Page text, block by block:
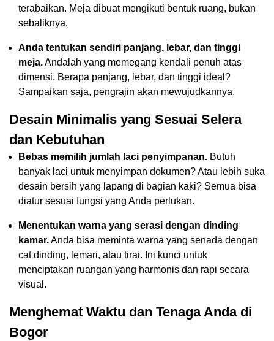
terabaikan. Meja dibuat mengikuti bentuk ruang, bukan
sebaliknya.
Anda tentukan sendiri panjang, lebar, dan tinggi
meja.Andalah yang memegang kendali penuh atas
dimensi. Berapa panjang, lebar, dan tinggi ideal?
Sampaikan saja, pengrajin akan mewujudkannya.
Desain Minimalis yang Sesuai Selera
dan Kebutuhan
Bebas memilih jumlah laci penyimpanan. Butuh
banyak laci untuk menyimpan dokumen? Atau lebih suka
desain bersih yang lapang di bagian kaki? Semua bisa
diatur sesuai fungsi yang Anda perlukan.
Menentukan warna yang serasi dengan dinding
kamar.Anda bisa meminta warna yang senada dengan
cat dinding, lemari, atau tirai. Ini kunci untuk
menciptakan ruangan yang harmonis dan rapi secara
visual.
Menghemat Waktu dan Tenaga Anda di
Bogor